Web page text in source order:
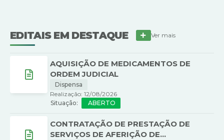
EDITAIS EM DESTAQUE Ver mais
AQUISIÇÃO DE MEDICAMENTOS DE
ORDEM JUDICIAL
Dispensa
Realização: 12/08/2026
ABERTO
CONTRATAÇÃO DE PRESTAÇÃO DE
SERVIÇOS DE AFERIÇÃO DE...